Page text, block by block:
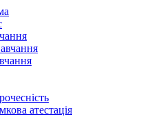
атестація